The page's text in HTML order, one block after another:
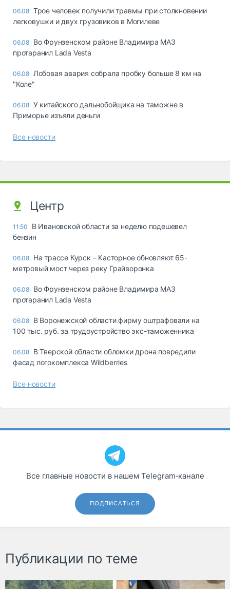
06.08 Трое человек получили травмы при столкновении
легковушки и двух грузовиков в Могилеве
06.08 Во Фрунзенском районе Владимира МАЗ
протаранил Lada Vesta
06.08 Лобовая авария собрала пробку больше 8 км на
"Коле"
06.08 У китайского дальнобойщика на таможне в
Приморье изъяли деньги
Все новости
Центр
11:50
В Ивановской области за неделю подешевел
бензин
06.08 На трассе Курск – Касторное обновляют 65-
метровый мост через реку Грайворонка
06.08 Во Фрунзенском районе Владимира МАЗ
протаранил Lada Vesta
06.08 В Воронежской области фирму оштрафовали на
100 тыс. руб. за трудоустройство экс-таможенника
06.08 В Тверской области обломки дрона повредили
фасад логокомплекса Wildberries
Все новости
Все главные новости в нашем Telegram‑канале
ПОДПИСАТЬСЯ
Публикации по теме